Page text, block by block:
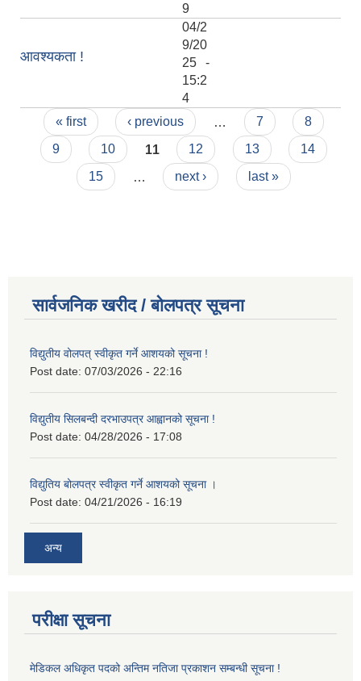
9
आवश्यकता !
04/2
9/20
25 -
15:2
4
Pages
« first ‹ previous 7
8
9
10 11 12 13
14
15
next › last »
सार्वजनिक खरीद / बोलपत्र सूचना
विद्युतीय वोलपत् स्वीकृत गर्ने आशयको सूचना !
Post date: 07/03/2026 - 22:16
विद्युतीय सिलबन्दी दरभाउपत्र आह्वानको सूचना !
Post date: 04/28/2026 - 17:08
विद्युतिय बोलपत्र स्वीकृत गर्ने आशयको सूचना ।
Post date: 04/21/2026 - 16:19
अन्य
परीक्षा सूचना
मेडिकल अधिकृत पदको अन्तिम नतिजा प्रकाशन सम्बन्धी सूचना !